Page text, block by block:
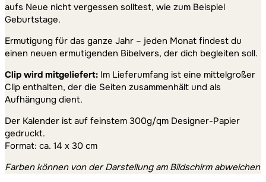
aufs Neue nicht vergessen solltest, wie zum Beispiel
Geburtstage.
Ermutigung für das ganze Jahr – jeden Monat findest du
einen neuen ermutigenden Bibelvers, der dich begleiten soll.
Clip wird mitgeliefert: Im Lieferumfang ist eine mittelgroßer
Clip enthalten, der die Seiten zusammenhält und als
Aufhängung dient.
Der Kalender ist auf feinstem 300g/qm Designer-Papier
gedruckt.
Format: ca. 14 x 30 cm
Farben können von der Darstellung am Bildschirm abweichen